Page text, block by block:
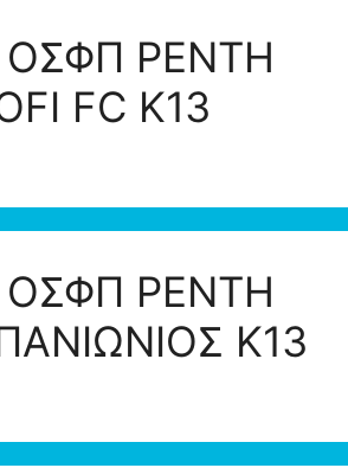
ΡΕΝΤΗ
FC K13
ΡΕΝΤΗ
K13